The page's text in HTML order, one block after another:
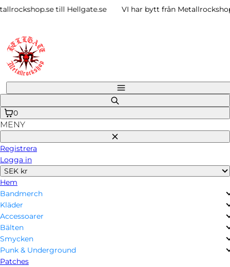
Gå
innehåll
till Hellgate.se VI har bytt från
på
0
MENY
Stäng
Registrera
Logga in
SEK kr
Hem
Bandmerch
Kläder
Accessoarer
Bälten
Smycken
Punk & Underground
Patches